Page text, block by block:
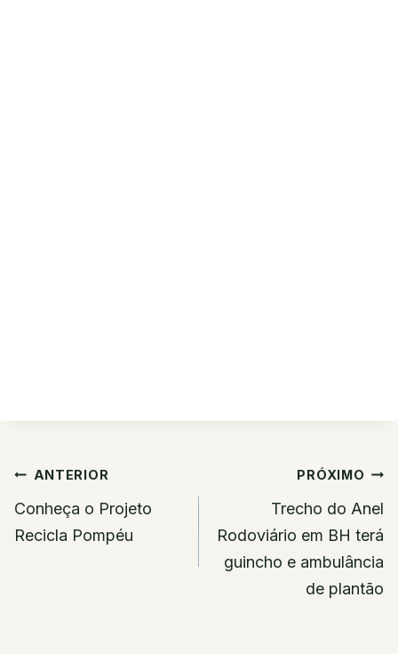
Navegação
de
Post
ANTERIOR
Conheça o Projeto
Recicla Pompéu
PRÓXIMO
Trecho do Anel
Rodoviário em BH terá
guincho e ambulância
de plantão